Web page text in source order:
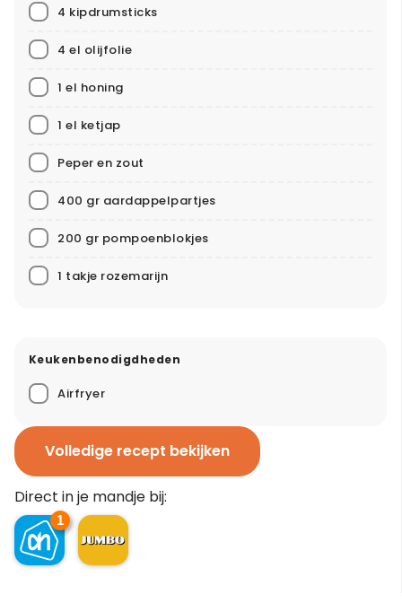
4 kipdrumsticks
4 el olijfolie
1 el honing
1 el ketjap
Peper en zout
400 gr aardappelpartjes
200 gr pompoenblokjes
1 takje rozemarijn
Keukenbenodigdheden
Airfryer
Volledige recept bekijken
Direct in je mandje bij:
1